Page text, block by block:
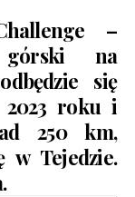
–
górski na
się
2023 roku i
250 km,
w Tejedzie.